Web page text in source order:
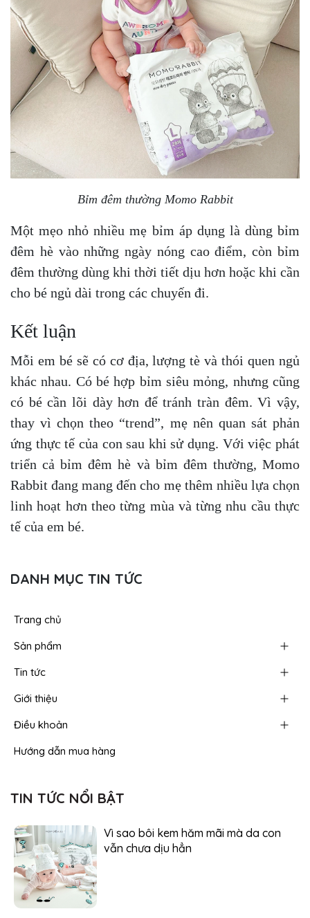
Bỉm đêm thường Momo Rabbit
Một mẹo nhỏ nhiều mẹ bỉm áp dụng là dùng bỉm
đêm hè vào những ngày nóng cao điểm, còn bỉm
đêm thường dùng khi thời tiết dịu hơn hoặc khi cần
cho bé ngủ dài trong các chuyến đi.
Kết luận
Mỗi em bé sẽ có cơ địa, lượng tè và thói quen ngủ
khác nhau. Có bé hợp bỉm siêu mỏng, nhưng cũng
có bé cần lõi dày hơn để tránh tràn đêm. Vì vậy,
thay vì chọn theo “trend”, mẹ nên quan sát phản
ứng thực tế của con sau khi sử dụng. Với việc phát
triển cả bỉm đêm hè và bỉm đêm thường, Momo
Rabbit đang mang đến cho mẹ thêm nhiều lựa chọn
linh hoạt hơn theo từng mùa và từng nhu cầu thực
tế của em bé.
DANH MỤC TIN TỨC
Trang chủ
Sản phẩm
Tin tức
Giới thiệu
Điều khoản
Hướng dẫn mua hàng
TIN TỨC NỔI BẬT
Vì sao bôi kem hăm mãi mà da con
vẫn chưa dịu hẳn